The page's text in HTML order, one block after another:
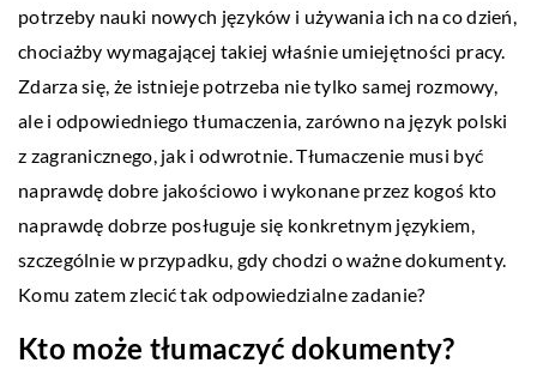
potrzeby nauki nowych języków i używania ich na co dzień,
chociażby wymagającej takiej właśnie umiejętności pracy.
Zdarza się, że istnieje potrzeba nie tylko samej rozmowy,
ale i odpowiedniego tłumaczenia, zarówno na język polski
z zagranicznego, jak i odwrotnie. Tłumaczenie musi być
naprawdę dobre jakościowo i wykonane przez kogoś kto
naprawdę dobrze posługuje się konkretnym językiem,
szczególnie w przypadku, gdy chodzi o ważne dokumenty.
Komu zatem zlecić tak odpowiedzialne zadanie?
Kto może tłumaczyć dokumenty?